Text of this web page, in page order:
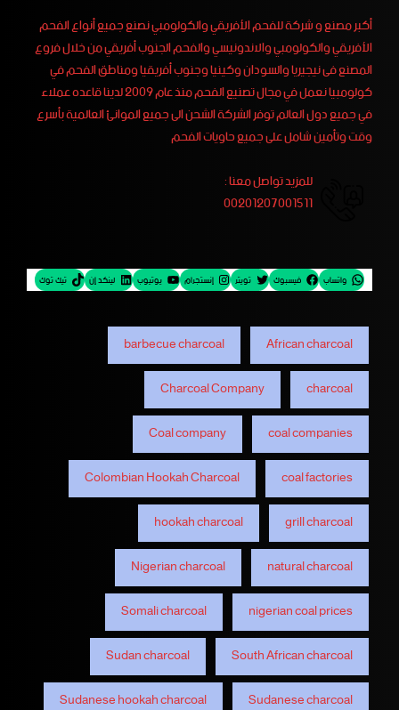
أكبر مصنع و شركة للفحم الأفريقي والكولومبي نصنع جميع أنواع الفحم
الأفريقي والكولومبي والاندونيسي والفحم الجنوب أفريقي من خلال فروع
المصنع فى نيجيريا والسودان وكينيا وجنوب أفريقيا ومناطق الفحم في
كولومبيا نعمل في مجال تصنيع الفحم منذ عام 2009 لدينا قاعده عملاء
في جميع دول العالم توفر الشركة الشحن الى جميع الموانئ العالمية بأسرع
وقت وتأمين شامل على جميع حاويات الفحم
للمزيد تواصل معنا :
00201207001511
واتساب فيسبوك تويتر إنستجرام يوتيوب لينكد إن تيك توك
African charcoal
barbecue charcoal
charcoal
Charcoal Company
coal companies
Coal company
coal factories
Colombian Hookah Charcoal
grill charcoal
hookah charcoal
natural charcoal
Nigerian charcoal
nigerian coal prices
Somali charcoal
South African charcoal
Sudan charcoal
Sudanese charcoal
Sudanese hookah charcoal